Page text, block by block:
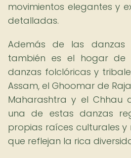
movimientos elegantes y
detalladas.
Además de las danzas
también es el hogar de
danzas folclóricas y
Assam, el Ghoomar de
Maharashtra y el Chhau
una de estas danzas
propias raíces culturales y
que reflejan la rica